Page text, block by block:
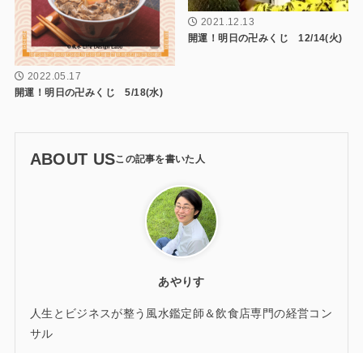
2022.05.17
開運！明日の卍みくじ 5/18(水)
2021.12.13
開運！明日の卍みくじ 12/14(火)
ABOUT US
あやりす
人生とビジネスが整う風水鑑定師＆飲食店専門の経営コン
サル